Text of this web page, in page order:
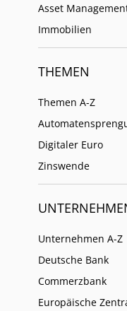
Asset
Immobilien
THEMEN
Themen A-Z
Digitaler Euro
Zinswende
Unternehmen A-Z
Deutsche Bank
Commerzbank
Europäische